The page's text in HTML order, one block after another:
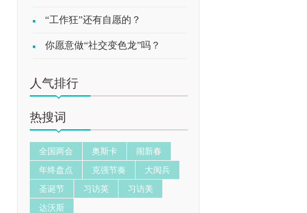
“工作狂”还有自愿的？
你愿意做“社交变色龙”吗？
人气排行
热搜词
全国两会 奥斯卡
闹新春
年终盘点
克强节奏
大阅兵
圣诞节
习访英
习访美
达沃斯